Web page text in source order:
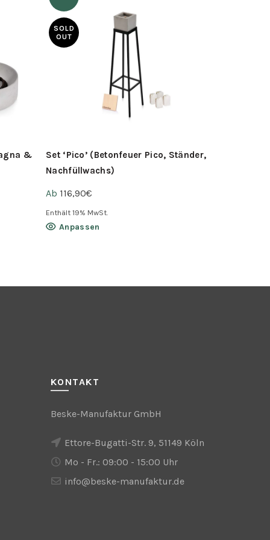
&
SOLD
OUT
Set ‘Pico’ (Betonfeuer Pico, Ständer,
Nachfüllwachs)
Ab 116,90€
Enthält 19% MwSt.
Anpassen
Varianten
KONTAKT
Beske-Manufaktur GmbH
Ettore-Bugatti-Str. 9, 51149 Köln
Mo - Fr.: 09:00 - 15:00 Uhr
info@beske-manufaktur.de